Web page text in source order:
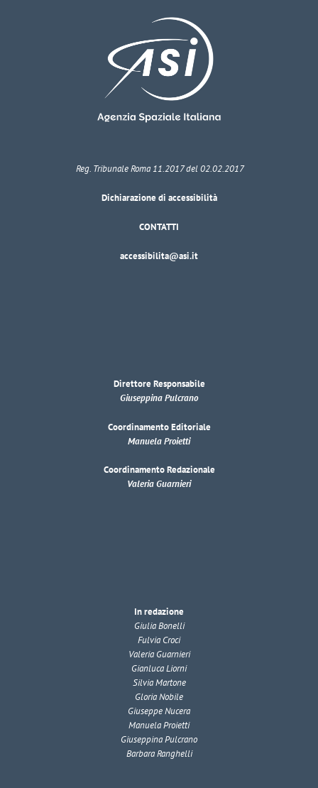
Reg. Tribunale Roma 11.2017 del 02.02.2017
Dichiarazione di accessibilità
CONTATTI
accessibilita@asi.it
Direttore Responsabile
Giuseppina Pulcrano
Coordinamento Editoriale
Manuela Proietti
Coordinamento Redazionale
Valeria Guarnieri
In redazione
Giulia Bonelli
Fulvia Croci
Valeria Guarnieri
Gianluca Liorni
Silvia Martone
Gloria Nobile
Giuseppe Nucera
Manuela Proietti
Giuseppina Pulcrano
Barbara Ranghelli